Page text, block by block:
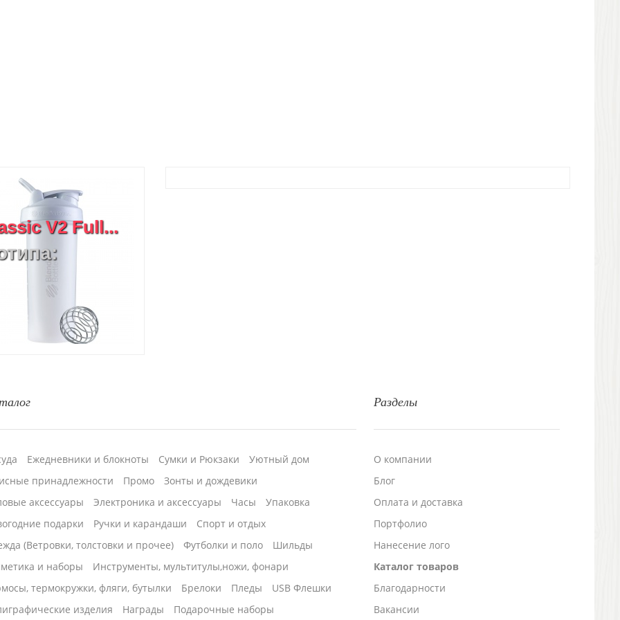
V2 Full...
Разделы
О компании
Блог
Оплата и доставка
Портфолио
Нанесение лого
Каталог товаров
Благодарности
Вакансии
Ежедневники и блокноты Сумки и Рюкзаки
Уютный дом
принадлежности
Промо
Зонты и дождевики
аксессуары
Электроника и аксессуары Часы
Упаковка
подарки
Ручки и карандаши
Спорт и отдых
(Ветровки, толстовки и прочее)
Футболки и поло
Шильды
и наборы
Инструменты, мультитулы,ножи, фонари
термокружки, фляги, бутылки
Брелоки Пледы
USB Флешки
изделия
Награды Подарочные наборы